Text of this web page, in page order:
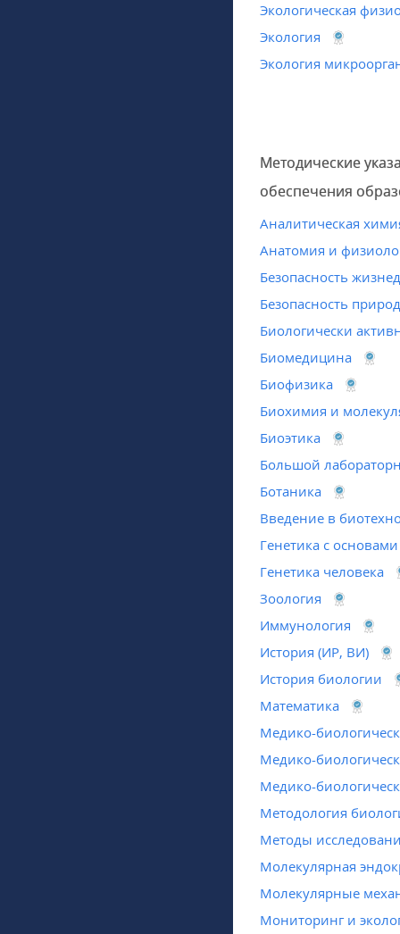
Экологическая
Экология
Экология
Методические
обеспечения
Аналитическая
Анатомия и
Безопасность
Безопасность
Биологически
Биомедицина
Биофизика
Биохимия и
Биоэтика
Большой
Ботаника
Введение в
Генетика с
Генетика человека
Зоология
Иммунология
История (ИР, ВИ)
История биологии
Математика
Медико-
Медико-
Медико-
Методология
Методы
Молекулярная
Молекулярные
Мониторинг и